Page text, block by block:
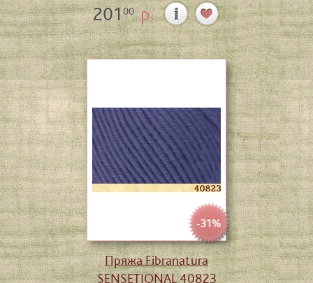
20100р.
-31%
Пряжа Fibranatura
SENSETIONAL 40823